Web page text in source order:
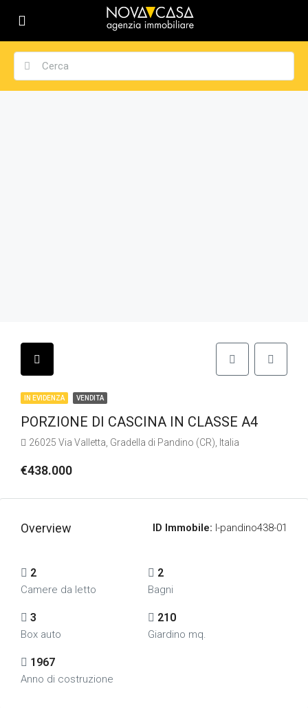
IN EVIDENZA VENDITA
PORZIONE DI CASCINA IN CLASSE A4
26025 Via Valletta, Gradella di Pandino (CR), Italia
€438.000
Overview ID Immobile: I-pandino438-01
2
Camere da letto
2
Bagni
3
Box auto
210
Giardino mq.
1967
Anno di costruzione